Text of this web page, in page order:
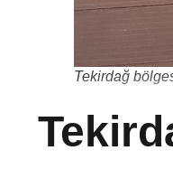
Tekirdağ